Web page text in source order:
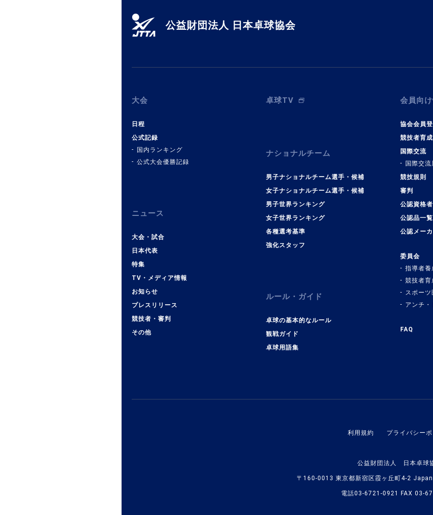
公益財団法人 日本卓球協会
大会
日程
公式記録
国内ランキング
公式大会優勝記録
ニュース
大会・試合
日本代表
特集
TV・メディア情報
お知らせ
プレスリリース
競技者・審判
その他
卓球TV
ナショナルチーム
男子ナショナルチーム選手・候補
女子ナショナルチーム選手・候補
男子世界ランキング
女子世界ランキング
各種選考基準
強化スタッフ
ルール・ガイド
卓球の基本的なルール
観戦ガイド
卓球用語集
会員向
協会会員
競技者育
国際交流
国際交
競技規則
審判
公認資格
公認品一覧
公認メー
委員会
指導者養
競技者育
スポー
アンチ
FAQ
利用規約 プライバシー
公益財団法人 日本卓球
〒160-0013 東京都新宿区霞ヶ丘町4-2
電話03-6721-0921 FAX 03-